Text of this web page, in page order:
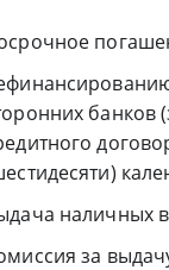
банков
наличных
за